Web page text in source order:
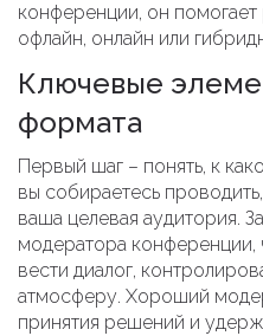
конференции, он
офлайн, онлайн или
Ключевые
формата
Первый шаг – понять, к
вы собираетесь
ваша целевая аудитория.
модератора конференции,
вести диалог,
атмосферу. Хороший
принятия решений и